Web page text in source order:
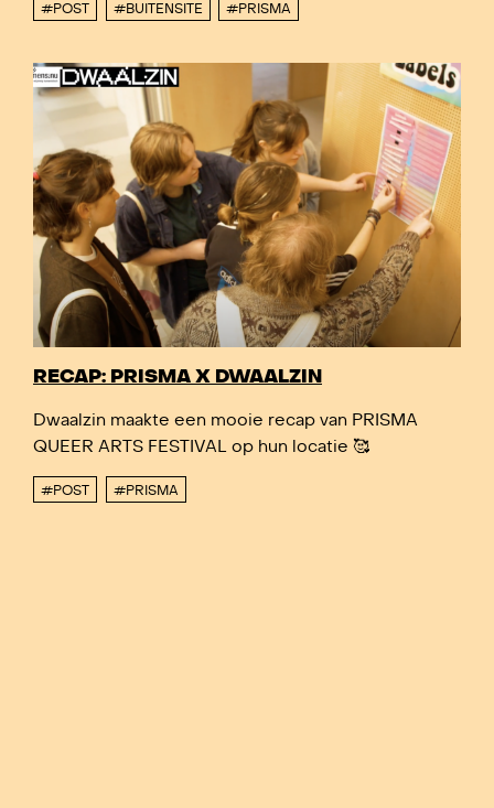
#POST #BUITENSITE #PRISMA
RECAP: PRISMA X DWAALZIN
Dwaalzin maakte een mooie recap van PRISMA
QUEER ARTS FESTIVAL op hun locatie 🥰
#POST #PRISMA